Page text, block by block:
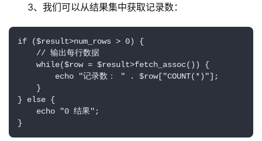
云
服
虚
拟
主
3、我们可以从结果集中获取记录数：
if ($result>num_rows > 0) {
    // 输出每行数据
    while($row = $result>fetch_assoc()) {
        echo "记录数： " . $row["COUNT(*)"];
    }
} else {
    echo "0 结果";